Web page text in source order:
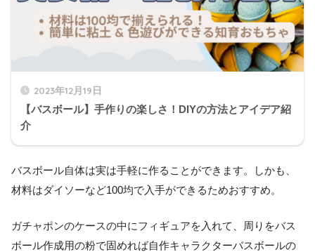
2023年12月19日
【バスボール】手作りの楽しさ！DIYの方法とアイデア紹
介
バスボール自体は実は手軽に作ることができます。しかも、
材料はダイソーなど100均で入手ができるためおすすめ。
ガチャポンのケースの中にフィギュアを入れて、周りをバス
ボール作成用の粉で固めれば自作キャラクターバスボールの